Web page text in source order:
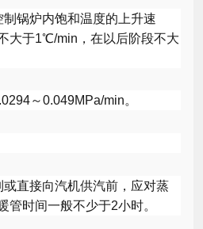
制锅炉内饱和温度的上升速
大于1℃/min ，在以后阶段不大
～0.049MPa/min。
或直接向汽机供汽前，应对蒸
管时间一般不少于2小时。